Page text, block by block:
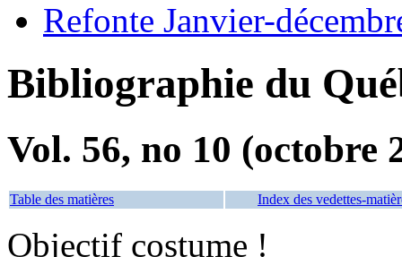
Refonte Janvier-
Bibliographie du
Vol. 56, no 10 (octobre
Table des matières Index des vedettes-
Objectif costume !